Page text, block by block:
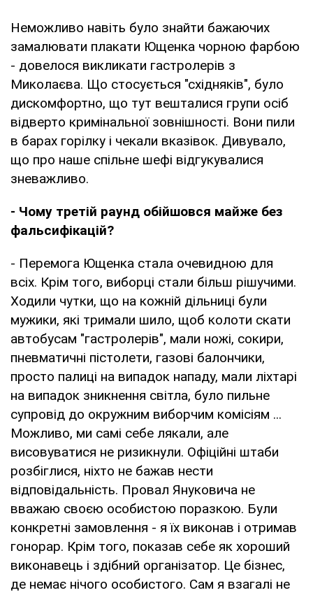
Неможливо навіть було знайти бажаючих
замалювати плакати Ющенка чорною фарбою
- довелося викликати гастролерів з
Миколаєва. Що стосується "східняків", було
дискомфортно, що тут вешталися групи осіб
відверто кримінальної зовнішності. Вони пили
в барах горілку і чекали вказівок. Дивувало,
що про наше спільне шефі відгукувалися
зневажливо.
- Чому третій раунд обійшовся майже без
фальсифікацій?
- Перемога Ющенка стала очевидною для
всіх. Крім того, виборці стали більш рішучими.
Ходили чутки, що на кожній дільниці були
мужики, які тримали шило, щоб колоти скати
автобусам "гастролерів", мали ножі, сокири,
пневматичні пістолети, газові балончики,
просто палиці на випадок нападу, мали ліхтарі
на випадок зникнення світла, було пильне
супровід до окружним виборчим комісіям ...
Можливо, ми самі себе лякали, але
висовуватися не ризикнули. Офіційні штаби
розбіглися, ніхто не бажав нести
відповідальність. Провал Януковича не
вважаю своєю особистою поразкою. Були
конкретні замовлення - я їх виконав і отримав
гонорар. Крім того, показав себе як хороший
виконавець і здібний організатор. Це бізнес,
де немає нічого особистого. Сам я взагалі не